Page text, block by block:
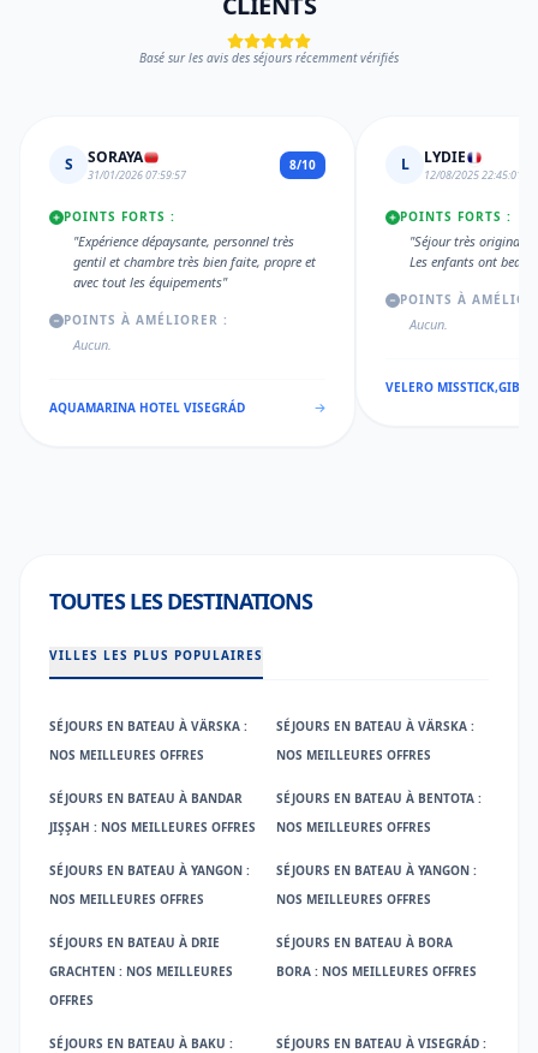
Basé sur les avis des séjours récemment vérifiés
S SORAYA
31/01/2026 07:59:57
8/10
POINTS FORTS :
"Expérience dépaysante, personnel très
gentil et chambre très bien faite, propre et
avec tout les équipements"
POINTS À AMÉLIORER :
Aucun.
AQUAMARINA HOTEL VISEGRÁD
L LYDIE
12/08/2025 22:45:01
POINTS FORTS :
"Séjour très original
Les enfants ont
POINTS À
Aucun.
VELERO
TOUTES LES DESTINATIONS
VILLES LES PLUS POPULAIRES
SÉJOURS EN BATEAU À VÄRSKA :
NOS MEILLEURES OFFRES
SÉJOURS EN BATEAU À VÄRSKA :
NOS MEILLEURES OFFRES
SÉJOURS EN BATEAU À BANDAR
JIŞŞAH : NOS MEILLEURES OFFRES
SÉJOURS EN BATEAU À BENTOTA :
NOS MEILLEURES OFFRES
SÉJOURS EN BATEAU À YANGON :
NOS MEILLEURES OFFRES
SÉJOURS EN BATEAU À YANGON :
NOS MEILLEURES OFFRES
SÉJOURS EN BATEAU À DRIE
GRACHTEN : NOS MEILLEURES
OFFRES
SÉJOURS EN BATEAU À BORA
BORA : NOS MEILLEURES OFFRES
SÉJOURS EN BATEAU À BAKU :
SÉJOURS EN BATEAU À VISEGRÁD :